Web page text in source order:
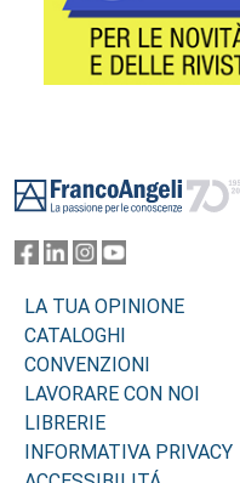
LA TUA OPINIONE
CATALOGHI
CONVENZIONI
LAVORARE CON NOI
LIBRERIE
INFORMATIVA PRIVACY